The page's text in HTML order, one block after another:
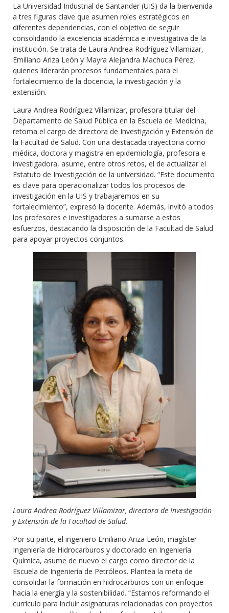
La Universidad Industrial de Santander (UIS) da la bienvenida
a tres figuras clave que asumen roles estratégicos en
diferentes dependencias, con el objetivo de seguir
consolidando la excelencia académica e investigativa de la
institución. Se trata de Laura Andrea Rodríguez Villamizar,
Emiliano Ariza León y Mayra Alejandra Machuca Pérez,
quienes liderarán procesos fundamentales para el
fortalecimiento de la docencia, la investigación y la
extensión.
Laura Andrea Rodríguez Villamizar, profesora titular del
Departamento de Salud Pública en la Escuela de Medicina,
retoma el cargo de directora de Investigación y Extensión de
la Facultad de Salud. Con una destacada trayectoria como
médica, doctora y magistra en epidemiología, profesora e
investigadora, asume, entre otros retos, el de actualizar el
Estatuto de Investigación de la universidad. “Este documento
es clave para operacionalizar todos los procesos de
investigación en la UIS y trabajaremos en su
fortalecimiento”, expresó la docente. Además, invitó a todos
los profesores e investigadores a sumarse a estos
esfuerzos, destacando la disposición de la Facultad de Salud
para apoyar proyectos conjuntos.
Laura Andrea Rodríguez Villamizar, directora de Investigación
y Extensión de la Facultad de Salud.
Por su parte, el ingeniero Emiliano Ariza León, magíster
Ingeniería de Hidrocarburos y doctorado en Ingeniería
Química, asume de nuevo el cargo como director de la
Escuela de Ingeniería de Petróleos. Plantea la meta de
consolidar la formación en hidrocarburos con un enfoque
hacia la energía y la sostenibilidad. “Estamos reformando el
currículo para incluir asignaturas relacionadas con proyectos